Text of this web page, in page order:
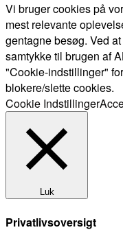
Vi bruger cookies på
mest relevante
gentagne besøg. Ved
samtykke til brugen af
"Cookie-indstillinger"
blokere/slette cookies.
Cookie Indstillinger
Luk
Privatlivsoversigt